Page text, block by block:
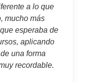
a lo que
mucho más
esperaba de
aplicando
una forma
recordable.